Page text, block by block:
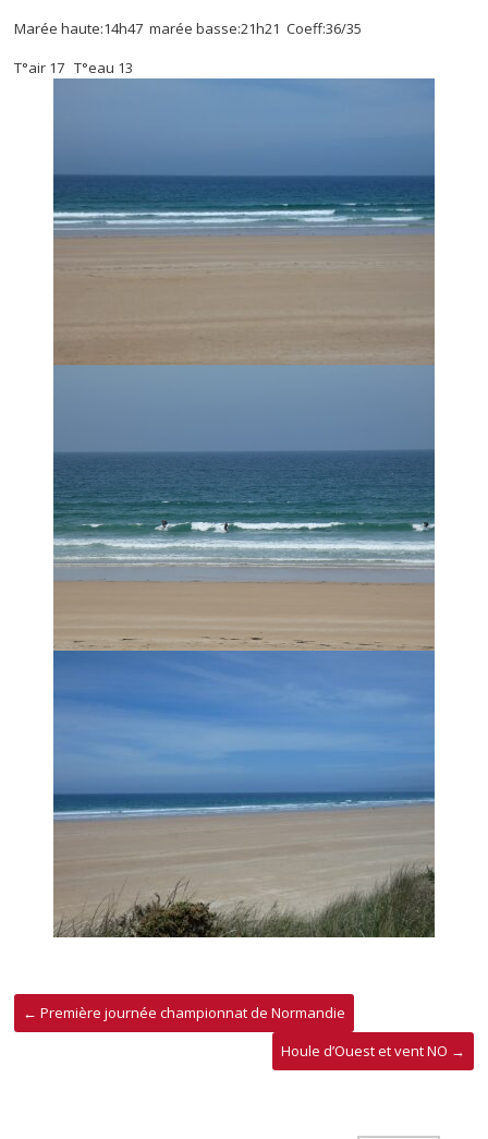
Marée haute:14h47 marée basse:21h21 Coeff:36/35
T°air 17 T°eau 13
← Première journée championnat de Normandie
Houle d’Ouest et vent NO →